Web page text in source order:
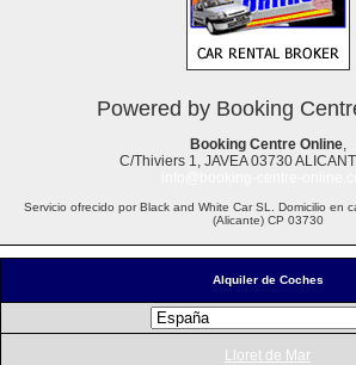
Alquiler de Coches
Lloret de Mar
Powered by Booking
Booking Centre Online,
C/Thiviers 1, JAVEA 03730
Servicio ofrecido por Black and White Car SL. Domicilio en
(Alicante) CP 03730